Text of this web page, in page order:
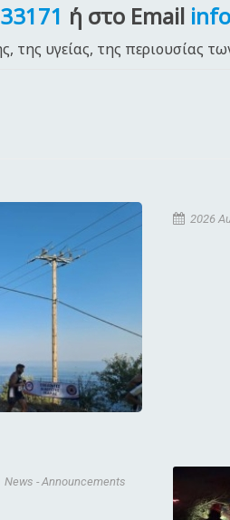
ή στο Email
της υγείας, της περιουσίας
2026
News - Announcements